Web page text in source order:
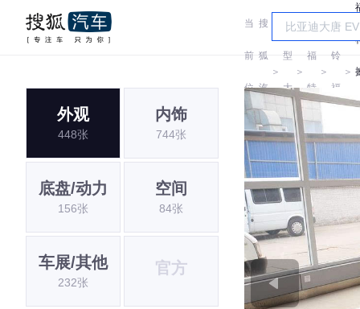
当
前
位
置:
搜
狐
汽
车
＞
车
型
大
全
＞
福
特
＞
江
铃
福
＞
外观
448张
内饰
744张
底盘/动力
156张
空间
84张
车展/其他
232张
官方